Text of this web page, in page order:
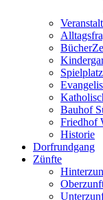
Bauhof
Friedhof
Historie
Dorfrundgang
Zünfte